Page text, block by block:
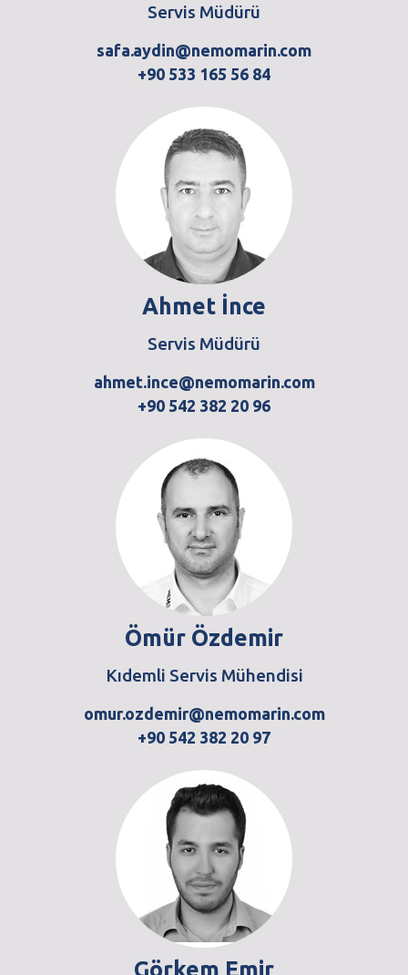
Servis Müdürü
safa.aydin@nemomarin.com
+90 533 165 56 84
Ahmet İnce
Servis Müdürü
ahmet.ince@nemomarin.com
+90 542 382 20 96
Ömür Özdemir
Kıdemli Servis Mühendisi
omur.ozdemir@nemomarin.com
+90 542 382 20 97
Görkem Emir